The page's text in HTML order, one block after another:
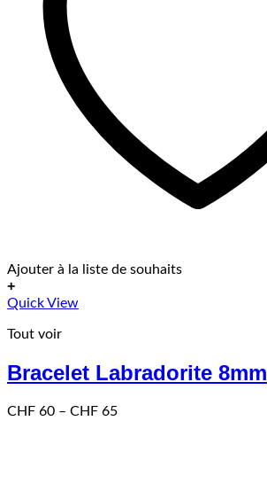
Ajouter à la liste de souhaits
+
Ce
a
variations.
Les
options
peuvent
Quick View
Tout voir
Bracelet Labradorite 8mm
CHF 60 – CHF 65Price